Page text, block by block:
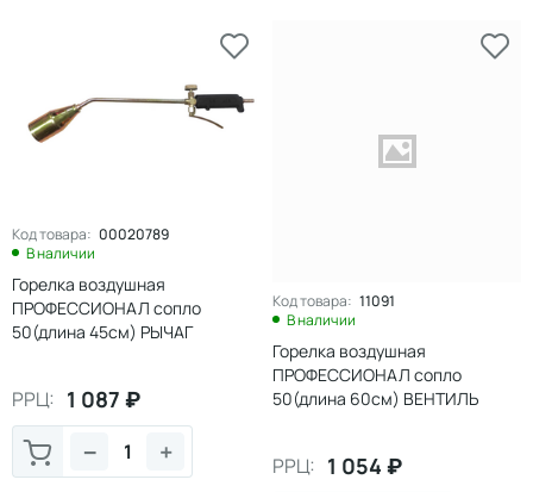
Код товара: 00020789
В наличии
Горелка воздушная
ПРОФЕССИОНАЛ сопло
50(длина 45см) РЫЧАГ
РРЦ: 1 087 ₽
+
−
Код товара: 11091
В наличии
Горелка воздушная
ПРОФЕССИОНАЛ сопло
50(длина 60см) ВЕНТИЛЬ
РРЦ: 1 054 ₽